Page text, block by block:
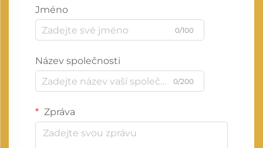
Jméno
0/100
Název společnosti
0/200
Zpráva